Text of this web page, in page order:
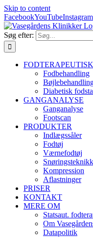
Skip to content
FacebookYouTubeInstagram
Søg efter:
Fodbehandling
Diabetisk
GANGANALYSE
Ganganalyse
Footscan
PRODUKTER
Indlægssåler
Fodtøj
Værnefodtøj
Kompression
Aflastninger
PRISER
KONTAKT
MERE OM
Statsaut.
Om
Datapolitik